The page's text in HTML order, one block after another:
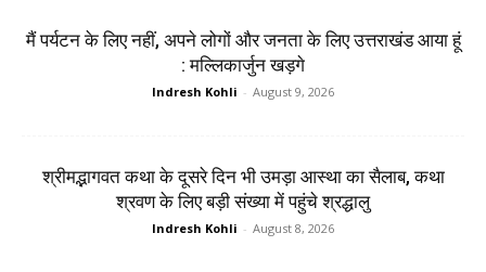
मैं पर्यटन के लिए नहीं, अपने लोगों और जनता के लिए उत्तराखंड आया हूं
: मल्लिकार्जुन खड़गे
Indresh Kohli - August 9, 2026
श्रीमद्भागवत कथा के दूसरे दिन भी उमड़ा आस्था का सैलाब, कथा
श्रवण के लिए बड़ी संख्या में पहुंचे श्रद्धालु
Indresh Kohli - August 8, 2026